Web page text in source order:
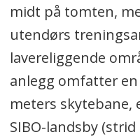
midt på tomten,
utendørs
lavereliggende
anlegg omfatter
meters skytebane,
SIBO-landsby